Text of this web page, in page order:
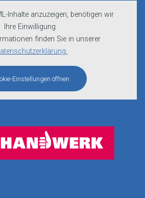
Inhalte anzuzeigen, benötigen wir
Ihre Einwilligung.
finden Sie in unserer
Einstellungen öffnen